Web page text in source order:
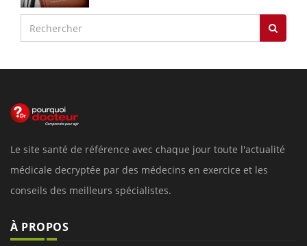
Le site santé de référence avec chaque jour toute l'actualité
médicale decryptée par des médecins en exercice et les
conseils des meilleurs spécialistes.
À PROPOS